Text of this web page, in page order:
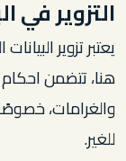
التزوير في
يعتبر تزوير
هنا، تتضمن
والغرامات،
للغير.